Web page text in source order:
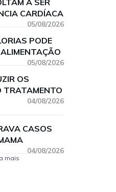
A SER
CARDÍACA
05/08/2026
PODE
05/08/2026
OS
TRATAMENTO
04/08/2026
CASOS
04/08/2026
mais